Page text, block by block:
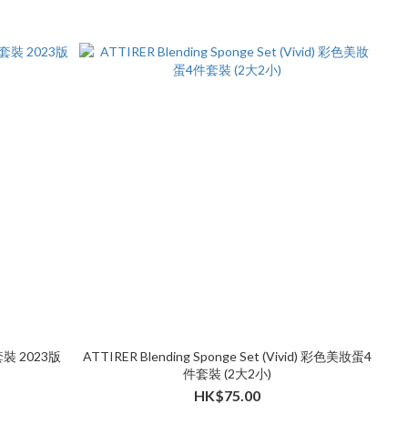
2023版
ATTIRER Blending Sponge Set (Vivid) 彩色美妝蛋4
件套裝 (2大2小)
HK$75.00